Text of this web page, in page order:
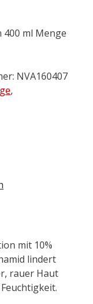
400 ml Menge
NVA160407
,
mit 10%
lindert
rauer Haut